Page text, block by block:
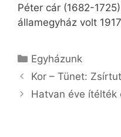
Péter cár (1682-
államegyház volt
Kategória
Egyházunk
Kor – Tünet:
Hatvan éve ítélték